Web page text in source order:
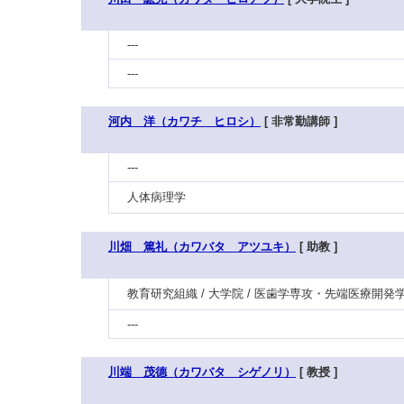
---
---
河内 洋（カワチ ヒロシ） [ 非常勤講師 ]
---
人体病理学
川畑 篤礼（カワバタ アツユキ） [ 助教 ]
教育研究組織 / 大学院 / 医歯学専攻・先端医療開発
---
川端 茂德（カワバタ シゲノリ） [ 教授 ]